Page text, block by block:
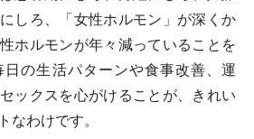
しろ、「女性ホルモン」が深くか
ホルモンが年々減っていることを
の生活パターンや食事改善、運
ックスを心がけることが、きれい
なわけです。